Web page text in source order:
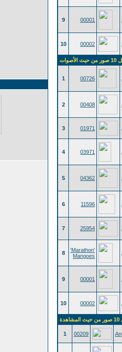
9 00001
10 00002
1 00726
2 00408
3 01971
4 03971
5 04362
6 11596
7 25954
8
'Marathon'
Mangoes
9 00001
10 00002
1 00209